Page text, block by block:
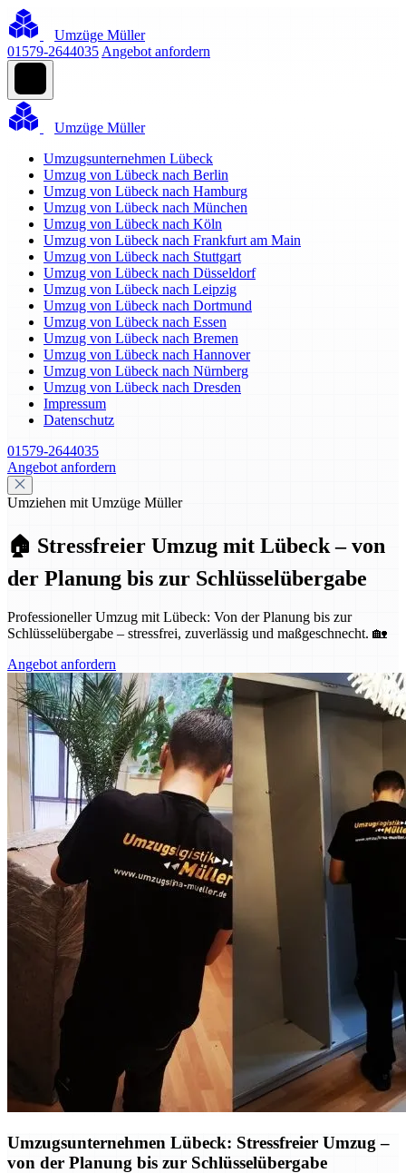
Umzüge Müller
01579-2644035 Angebot anfordern
Umzüge Müller
Umzugsunternehmen Lübeck
Umzug von Lübeck nach Berlin
Umzug von Lübeck nach Hamburg
Umzug von Lübeck nach München
Umzug von Lübeck nach Köln
Umzug von Lübeck nach Frankfurt am Main
Umzug von Lübeck nach Stuttgart
Umzug von Lübeck nach Düsseldorf
Umzug von Lübeck nach Leipzig
Umzug von Lübeck nach Dortmund
Umzug von Lübeck nach Essen
Umzug von Lübeck nach Bremen
Umzug von Lübeck nach Hannover
Umzug von Lübeck nach Nürnberg
Umzug von Lübeck nach Dresden
Impressum
Datenschutz
01579-2644035
Angebot anfordern
Umziehen mit Umzüge Müller
🏠 Stressfreier Umzug mit Lübeck – von
der Planung bis zur Schlüsselübergabe
Professioneller Umzug mit Lübeck: Von der Planung bis zur
Schlüsselübergabe – stressfrei, zuverlässig und maßgeschnecht. 🏡
Angebot anfordern
Umzugsunternehmen Lübeck: Stressfreier Umzug –
von der Planung bis zur Schlüsselübergabe